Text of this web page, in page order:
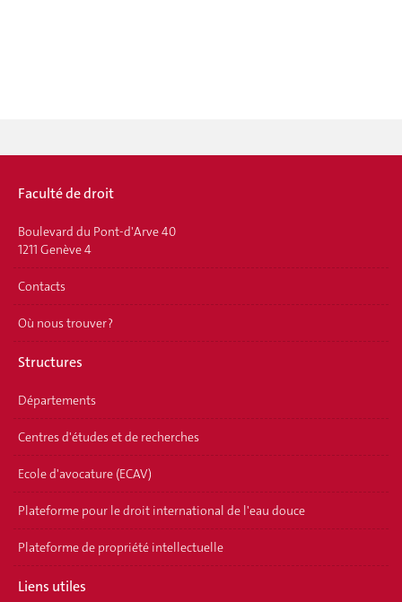
Faculté de droit
Boulevard du Pont-d'Arve 40
1211 Genève 4
Contacts
Où nous trouver ?
Structures
Départements
Centres d'études et de recherches
Ecole d'avocature (ECAV)
Plateforme pour le droit international de l'eau douce
Plateforme de propriété intellectuelle
Liens utiles